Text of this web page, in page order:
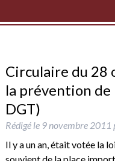
Circulaire du 28
la prévention de
DGT)
Rédigé le 9 novembre 2011
Il y a un an, était votée la
souvient de la place